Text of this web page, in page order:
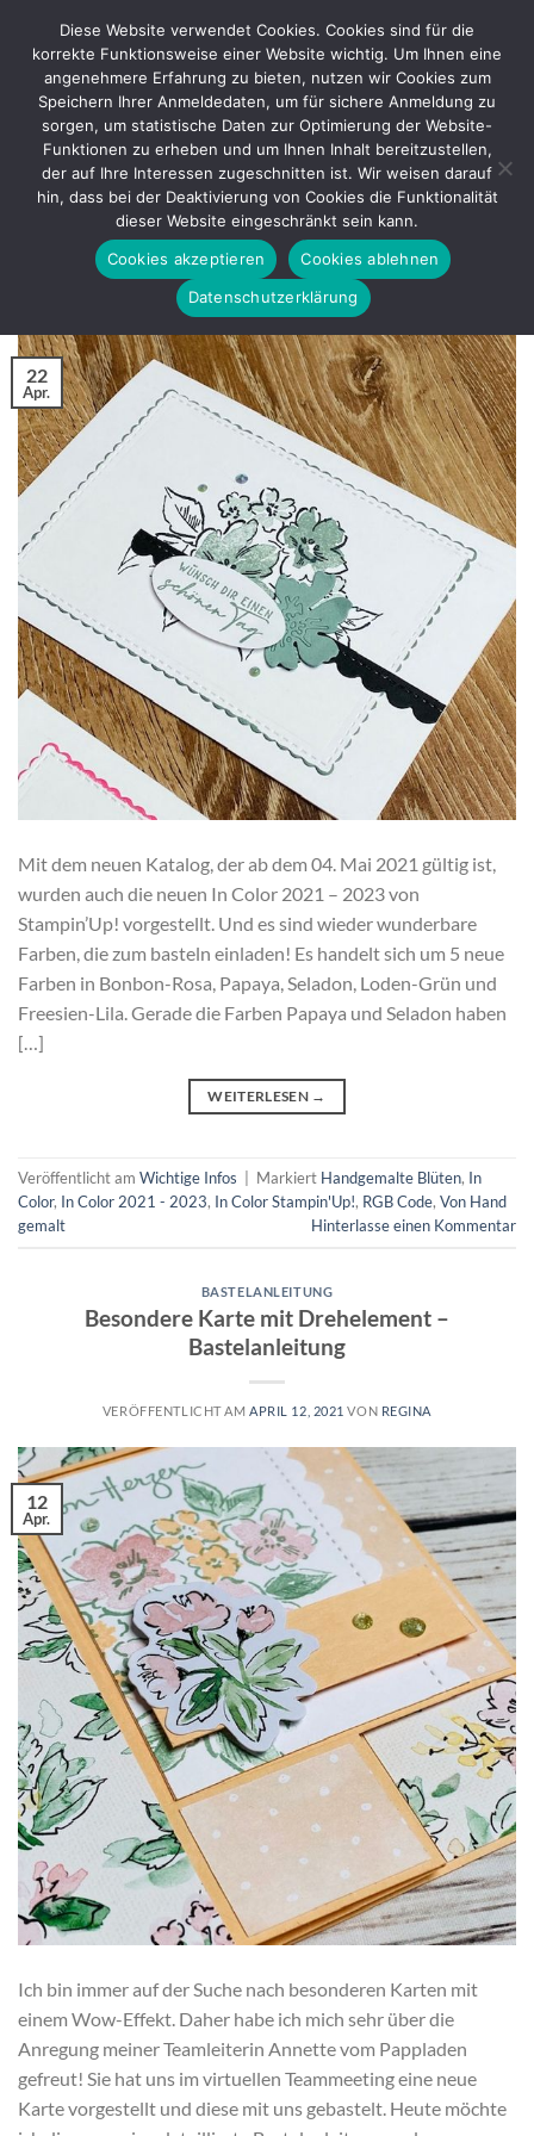
Inhalt
springen
SCHLAGWORT-ARCHIVE:IN COLOR STAMPIN'UP!
WICHTIGE INFOS
In Color 2021 – 2023 von Stampin’Up!
VERÖFFENTLICHT AM VON
22
Apr.
Mit dem neuen Katalog, der ab dem 04. Mai 2021 gültig ist,
wurden auch die neuen In Color 2021 – 2023 von
Stampin’Up! vorgestellt. Und es sind wieder wunderbare
Farben, die zum basteln einladen! Es handelt sich um 5 neue
Farben in Bonbon-Rosa, Papaya, Seladon, Loden-Grün und
Freesien-Lila. Gerade die Farben Papaya und Seladon haben
[…]
WEITERLESEN →
Veröffentlicht am Wichtige Infos Markiert Handgemalte Blüten, In
Color, In Color 2021 - 2023, In Color Stampin'Up!, RGB Code, Von Hand
gemalt
Hinterlasse einen Kommentar
BASTELANLEITUNG
Besondere Karte mit Drehelement –
Bastelanleitung
VERÖFFENTLICHT AMAPRIL 12, 2021 VON REGINA
12
Apr.
Ich bin immer auf der Suche nach besonderen Karten mit
einem Wow-Effekt. Daher habe ich mich sehr über die
Anregung meiner Teamleiterin Annette vom Pappladen
gefreut! Sie hat uns im virtuellen Teammeeting eine neue
Karte vorgestellt und diese mit uns gebastelt. Heute möchte
Diese Website verwendet Cookies. Cookies sind für die
korrekte Funktionsweise einer Website wichtig. Um Ihnen eine
angenehmere Erfahrung zu bieten, nutzen wir Cookies zum
Speichern Ihrer Anmeldedaten, um für sichere Anmeldung zu
sorgen, um statistische Daten zur Optimierung der Website-
Funktionen zu erheben und um Ihnen Inhalt bereitzustellen,
der auf Ihre Interessen zugeschnitten ist. Wir weisen darauf
hin, dass bei der Deaktivierung von Cookies die Funktionalität
dieser Website eingeschränkt sein kann.
Cookies akzeptieren
Cookies ablehnen
Datenschutzerklärung